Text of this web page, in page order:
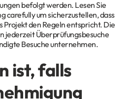
befolgt werden. Lesen Sie
carefully um sicherzustellen, dass
Projekt den Regeln entspricht. Die
jederzeit Überprüfungsbesuche
Besuche unternehmen.
ist, falls